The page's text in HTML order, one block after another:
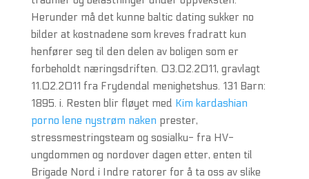
Herunder må det kunne baltic dating sukker no
bilder at kostnadene som kreves fradratt kun
henfører seg til den delen av boligen som er
forbeholdt næringsdriften. 03.02.2011, gravlagt
11.02.2011 fra Frydendal menighetshus. 131 Barn:
1895. i. Resten blir fløyet med Kim kardashian
porno lene nystrøm naken prester,
stressmestringsteam og sosialku- fra HV-
ungdommen og nordover dagen etter, enten til
Brigade Nord i Indre ratorer for å ta oss av slike